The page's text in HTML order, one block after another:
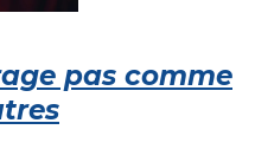
pas comme